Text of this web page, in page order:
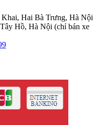
Hai Bà Trưng, Hà Nội
Hồ, Hà Nội (chỉ bán xe